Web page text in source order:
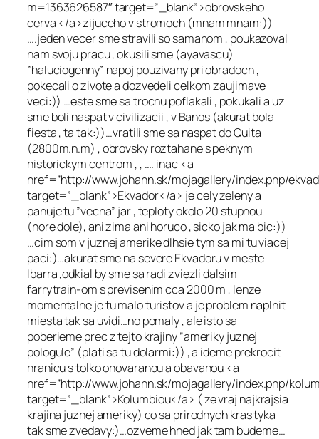
m=1363626587″ target=”_blank”>obrovskeho
cerva </a>zijuceho v stromoch (mnam mnam:))
….jeden vecer sme stravili so samanom , poukazoval
nam svoju pracu , okusili sme (ayavascu)
”haluciogenny” napoj pouzivany pri obradoch ,
pokecali o zivote a dozvedeli celkom zaujimave
veci:)) …este sme sa trochu poflakali , pokukali a uz
sme boli naspat v civilizacii , v Banos (akurat bola
fiesta , ta tak:))…vratili sme sa naspat do Quita
(2800m.n.m) , obrovsky roztahane s peknym
historickym centrom , , …. inac <a
href=”http://www.johann.sk/mojagallery/index.php/
target=”_blank”>Ekvador</a> je cely zeleny a
panuje tu ”vecna” jar , teploty okolo 20 stupnou
(hore dole), ani zima ani horuco , sicko jak ma bic:))
…cim som v juznej amerike dlhsie tym sa mi tu viacej
paci:)…akurat sme na severe Ekvadoru v meste
Ibarra ,odkial by sme sa radi zviezli dalsim
farrytrain-om s previsenim cca 2000 m , lenze
momentalne je tu malo turistov a je problem naplnit
miesta tak sa uvidi…no pomaly , ale isto sa
poberieme prec z tejto krajiny ”ameriky juznej
pologule” (plati sa tu dolarmi:)) , a ideme prekrocit
hranicu s tolko ohovaranou a obavanou <a
href=”http://www.johann.sk/mojagallery/index.php/
target=”_blank”>Kolumbiou</a> ( ze vraj najkrajsia
krajina juznej ameriky) co sa prirodnych kras tyka
tak sme zvedavy:)…ozveme hned jak tam budeme…